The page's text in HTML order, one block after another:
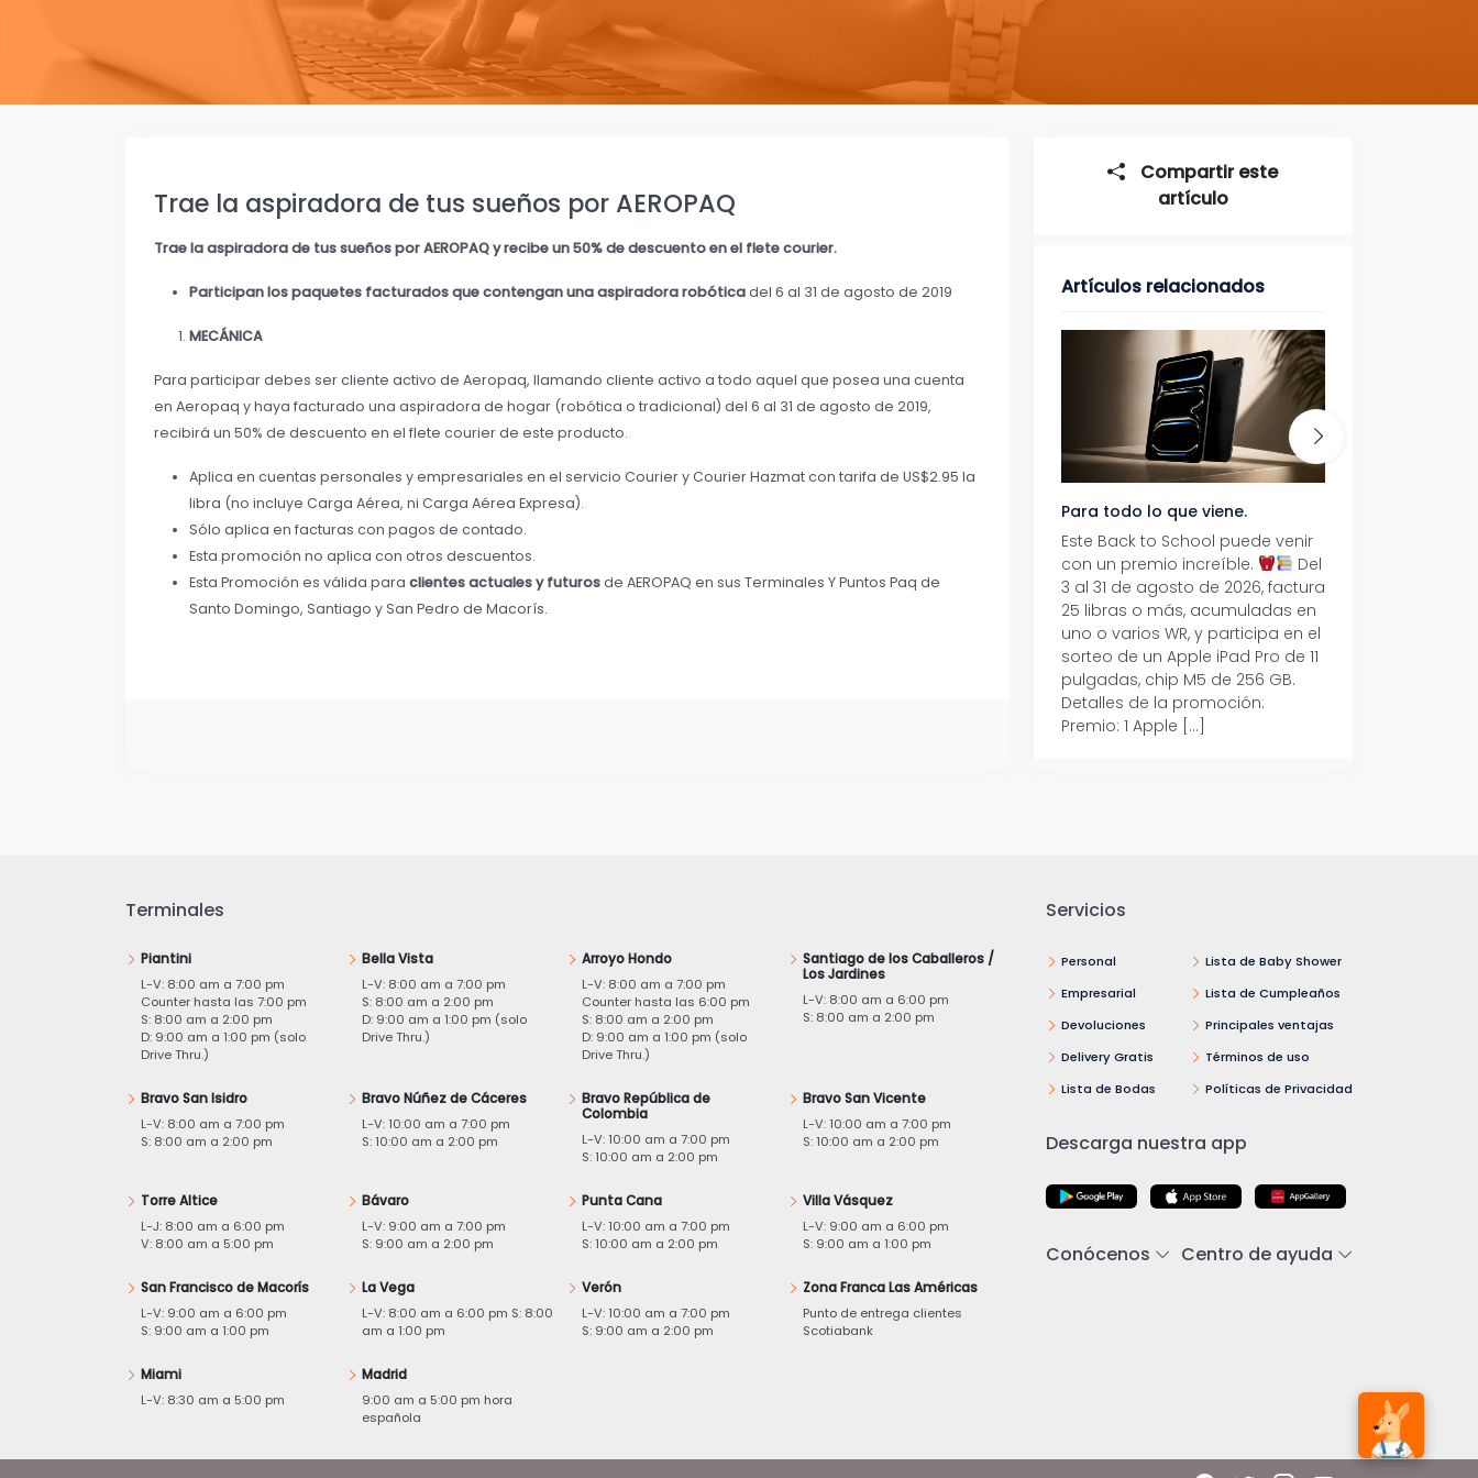
Trae la aspiradora de tus sueños por AEROPAQ
Trae la aspiradora de tus sueños por AEROPAQ y recibe un 50% de descuento en el flete courier.
Participan los paquetes facturados que contengan una aspiradora robóticadel 6 al 31 de agosto de 2019
MECÁNICA
Para participar debes ser cliente activo de Aeropaq, llamando cliente activo a todo aquel que posea una cuenta
en Aeropaq y haya facturado una aspiradora de hogar (robótica o tradicional) del 6 al 31 de agosto de 2019,
recibirá un 50% de descuento en el flete courier de este producto.
Aplica en cuentas personales y empresariales en el servicio Courier y Courier Hazmat con tarifa de US$2.95 la
libra (no incluye Carga Aérea, ni Carga Aérea Expresa).
Sólo aplica en facturas con pagos de contado.
Esta promoción no aplica con otros descuentos.
Esta Promoción es válida para clientes actuales y futurosde AEROPAQ en sus Terminales Y Puntos Paq de
Santo Domingo, Santiago y San Pedro de Macorís.
Compartir este
artículo
Artículos relacionados
Para todo lo que viene.
Este Back to School puede venir
con un premio increíble.
Del
3 al 31 de agosto de 2026, factura
25 libras o más, acumuladas en
uno o varios WR, y participa en el
sorteo de un Apple iPad Pro de 11
pulgadas, chip M5 de 256 GB.
Detalles de la promoción:
Premio: 1 Apple […]
Terminales
Piantini
L-V: 8:00 am a 7:00 pm
Counter hasta las 7:00 pm
S: 8:00 am a 2:00 pm
D: 9:00 am a 1:00 pm (solo
Drive Thru.)
Bella Vista
L-V: 8:00 am a 7:00 pm
S: 8:00 am a 2:00 pm
D: 9:00 am a 1:00 pm (solo
Drive Thru.)
Arroyo Hondo
L-V: 8:00 am a 7:00 pm
Counter hasta las 6:00 pm
S: 8:00 am a 2:00 pm
D: 9:00 am a 1:00 pm (solo
Drive Thru.)
Santiago de los Caballeros /
Los Jardines
L-V: 8:00 am a 6:00 pm
S: 8:00 am a 2:00 pm
Bravo San Isidro
L-V: 8:00 am a 7:00 pm
S: 8:00 am a 2:00 pm
Bravo Núñez de Cáceres
L-V: 10:00 am a 7:00 pm
S: 10:00 am a 2:00 pm
Bravo República de
Colombia
L-V: 10:00 am a 7:00 pm
S: 10:00 am a 2:00 pm
Bravo San Vicente
L-V: 10:00 am a 7:00 pm
S: 10:00 am a 2:00 pm
Torre Altice
L-J: 8:00 am a 6:00 pm
V: 8:00 am a 5:00 pm
Bávaro
L-V: 9:00 am a 7:00 pm
S: 9:00 am a 2:00 pm
Punta Cana
L-V: 10:00 am a 7:00 pm
S: 10:00 am a 2:00 pm
Villa Vásquez
L-V: 9:00 am a 6:00 pm
S: 9:00 am a 1:00 pm
San Francisco de Macorís
L-V: 9:00 am a 6:00 pm
S: 9:00 am a 1:00 pm
La Vega
L-V: 8:00 am a 6:00 pm S: 8:00
am a 1:00 pm
Verón
L-V: 10:00 am a 7:00 pm
S: 9:00 am a 2:00 pm
Zona Franca Las Américas
Punto de entrega clientes
Scotiabank
Miami
L-V: 8:30 am a 5:00 pm
Madrid
9:00 am a 5:00 pm hora
española
Servicios
Personal
Empresarial
Devoluciones
Delivery Gratis
Lista de Bodas
Lista de Baby Shower
Lista de Cumpleaños
Principales ventajas
Términos de uso
Políticas de Privacidad
Descarga nuestra app
Conócenos Centro de ayuda